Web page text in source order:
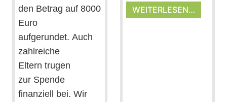
den Betrag auf 8000
Euro
aufgerundet. Auch
zahlreiche
Eltern trugen
zur Spende
finanziell bei. Wir
WEITERLESEN…